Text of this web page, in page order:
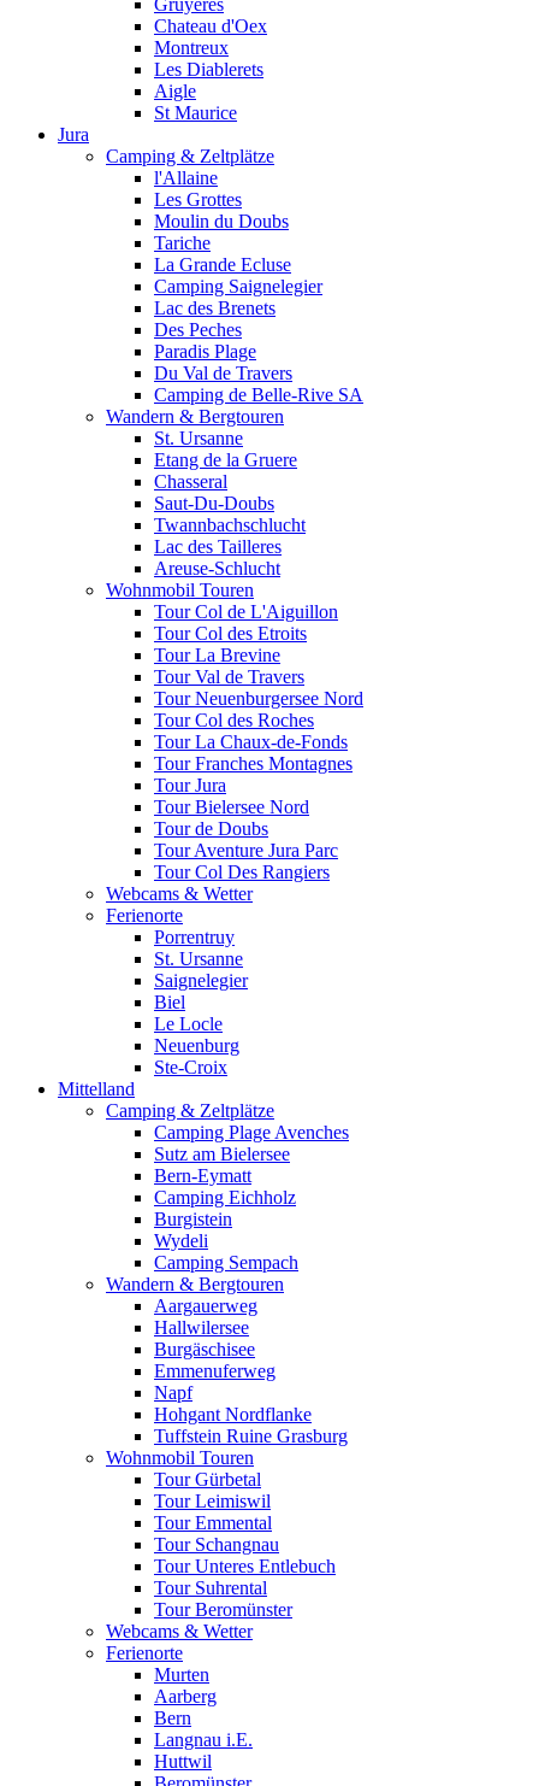
Gruyeres
Chateau d'Oex
Montreux
Les Diablerets
Aigle
St Maurice
Jura
Camping & Zeltplätze
l'Allaine
Les Grottes
Moulin du Doubs
Tariche
La Grande Ecluse
Camping Saignelegier
Lac des Brenets
Des Peches
Paradis Plage
Du Val de Travers
Camping de Belle-Rive SA
Wandern & Bergtouren
St. Ursanne
Etang de la Gruere
Chasseral
Saut-Du-Doubs
Twannbachschlucht
Lac des Tailleres
Areuse-Schlucht
Wohnmobil Touren
Tour Col de L'Aiguillon
Tour Col des Etroits
Tour La Brevine
Tour Val de Travers
Tour Neuenburgersee Nord
Tour Col des Roches
Tour La Chaux-de-Fonds
Tour Franches Montagnes
Tour Jura
Tour Bielersee Nord
Tour de Doubs
Tour Aventure Jura Parc
Tour Col Des Rangiers
Webcams & Wetter
Ferienorte
Porrentruy
St. Ursanne
Saignelegier
Biel
Le Locle
Neuenburg
Ste-Croix
Mittelland
Camping & Zeltplätze
Camping Plage Avenches
Sutz am Bielersee
Bern-Eymatt
Camping Eichholz
Burgistein
Wydeli
Camping Sempach
Wandern & Bergtouren
Aargauerweg
Hallwilersee
Burgäschisee
Emmenuferweg
Napf
Hohgant Nordflanke
Tuffstein Ruine Grasburg
Wohnmobil Touren
Tour Gürbetal
Tour Leimiswil
Tour Emmental
Tour Schangnau
Tour Unteres Entlebuch
Tour Suhrental
Tour Beromünster
Webcams & Wetter
Ferienorte
Murten
Aarberg
Bern
Langnau i.E.
Huttwil